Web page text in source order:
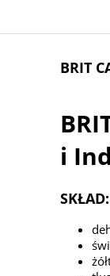
BRIT
i
SKŁAD: